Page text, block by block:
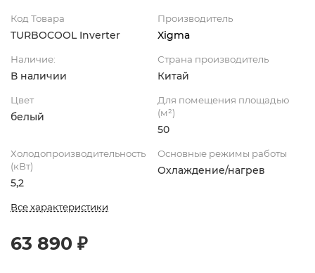
Код Товара
TURBOCOOL Inverter
Производитель
Xigma
Наличие:
В наличии
Страна производитель
Китай
Цвет
белый
Для помещения площадью
(м²)
50
Холодопроизводительность
(кВт)
5,2
Основные режимы работы
Охлаждение/нагрев
Все характеристики
63 890 ₽